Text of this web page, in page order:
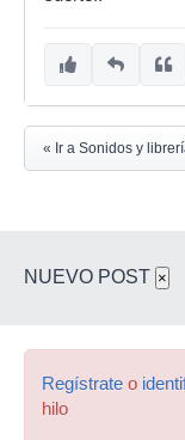
« Ir a Sonidos y
NUEVO POST ×
Regístrate o
hilo